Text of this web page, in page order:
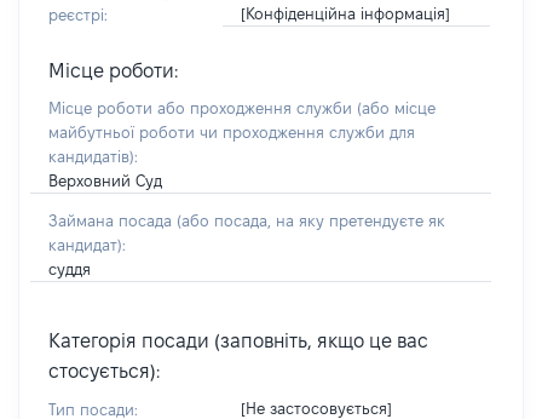
реєстрі:
[Конфіденційна інформація]
Місце роботи:
Місце роботи або проходження служби (або місце
майбутньої роботи чи проходження служби для
кандидатів):
Верховний Суд
Займана посада (або посада, на яку претендуєте як
кандидат):
суддя
Категорія посади (заповніть, якщо це вас
стосується):
Тип посади: [Не застосовується]